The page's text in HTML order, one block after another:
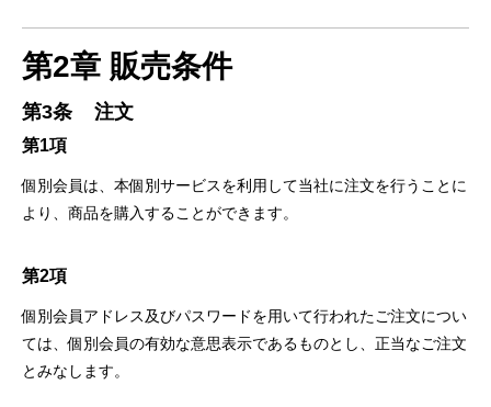
第2章 販売条件
第3条 注⽂
第1項
個別会員は、本個別サービスを利⽤して当社に注⽂を⾏うことに
より、商品を購⼊することができます。
第2項
個別会員アドレス及びパスワードを⽤いて⾏われたご注⽂につい
ては、個別会員の有効な意思表⽰であるものとし、正当なご注⽂
とみなします。